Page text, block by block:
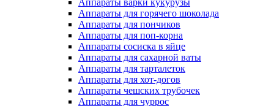
Аппараты варки кукурузы
Аппараты для горячего шоколада
Аппараты для пончиков
Аппараты для поп-корна
Аппараты сосиска в яйце
Аппараты для сахарной ваты
Аппараты для тарталеток
Аппараты для хот-догов
Аппараты чешских трубочек
Аппараты для чуррос